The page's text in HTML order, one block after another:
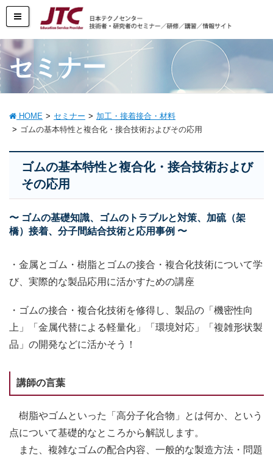
セミナー
HOME セミナー
加工・接着接合・材料
ゴムの基本特性と複合化・接合技術およびその応用
ゴムの基本特性と複合化・接合技術および
その応用
〜 ゴムの基礎知識、ゴムのトラブルと対策、加硫（架
橋）接着、分子間結合技術と応用事例 〜
・金属とゴム・樹脂とゴムの接合・複合化技術について学
び、実際的な製品応用に活かすための講座
・ゴムの接合・複合化技術を修得し、製品の「機密性向
上」「金属代替による軽量化」「環境対応」「複雑形状製
品」の開発などに活かそう！
講師の言葉
樹脂やゴムといった「高分子化合物」とは何か、という
点について基礎的なところから解説します。
また、複雑なゴムの配合内容、一般的な製造方法・問題